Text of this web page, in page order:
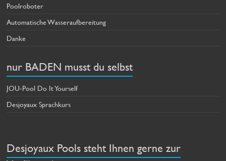
Poolroboter
Automatische Wasseraufbereitung
Danke
nur BADEN musst du selbst
JOU-Pool Do It Yourself
Desjoyaux Sprachkurs
Desjoyaux Pools steht Ihnen gerne zur